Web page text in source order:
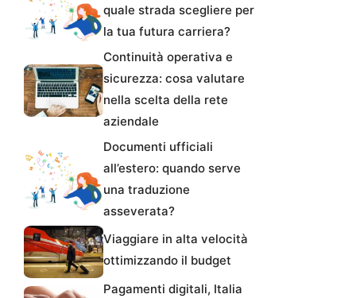
quale strada scegliere per
la tua futura carriera?
Continuità operativa e
sicurezza: cosa valutare
nella scelta della rete
aziendale
Documenti ufficiali
all’estero: quando serve
una traduzione
asseverata?
Viaggiare in alta velocità
ottimizzando il budget
Pagamenti digitali, Italia